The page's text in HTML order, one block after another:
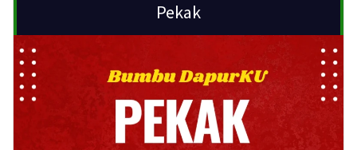
Pekak